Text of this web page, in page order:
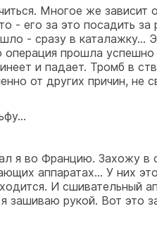
Многое же зависит
- его за это посадить
- сразу в каталажку...
прошла успешно
и падает. Тромб в
от других причин, не
я во Францию. Захожу
аппаратах... У них
И сшивательный
зашиваю рукой. Вот это